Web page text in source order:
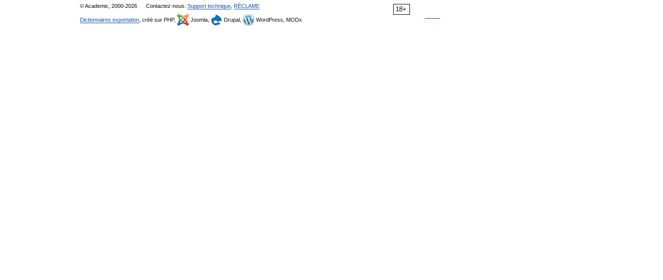
18+
© Academic, 2000-2026 Contactez-nous: Support technique RÉCLAME
Dictionnaires exportation , créé sur PHP, Joomla, Drupal, WordPress, MODx.